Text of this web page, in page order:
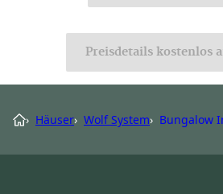
Preisdetails kostenlos
› Häuser› Wolf System› Bungalow